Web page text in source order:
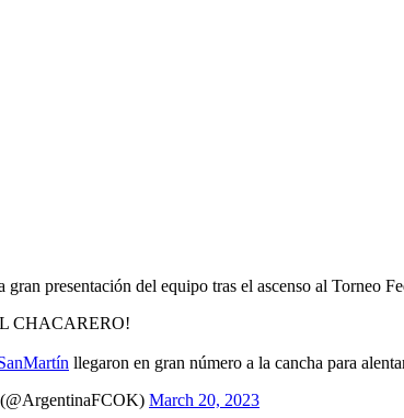
gran presentación del equipo tras el ascenso al Torneo
CHACARERO!
llegaron en gran número a la cancha para
March 20, 2023